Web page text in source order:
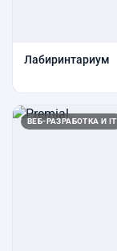
Лабиринтариум
ВЕБ-РАЗРАБОТКА И IT